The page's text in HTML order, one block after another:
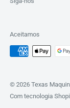
Aceitamos
© 2026 Texas
Com tecnologia